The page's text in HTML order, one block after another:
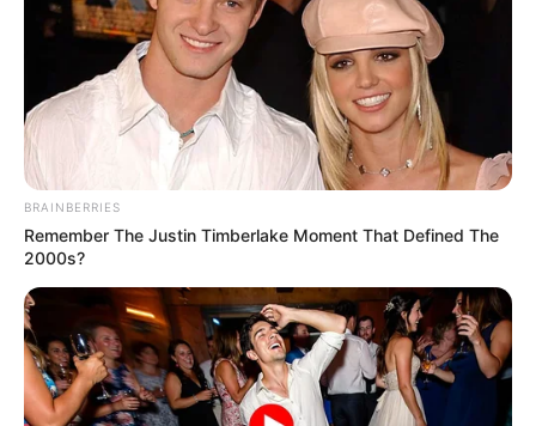
BRAINBERRIES
Remember The Justin Timberlake Moment That Defined The
2000s?